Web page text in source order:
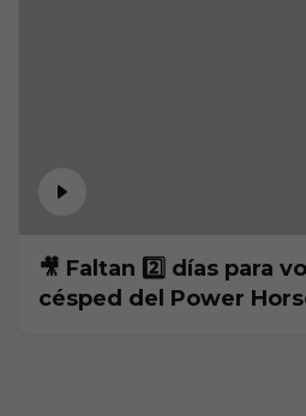
🎥 Faltan 2️⃣ días para volver a jugar en el
césped del Power